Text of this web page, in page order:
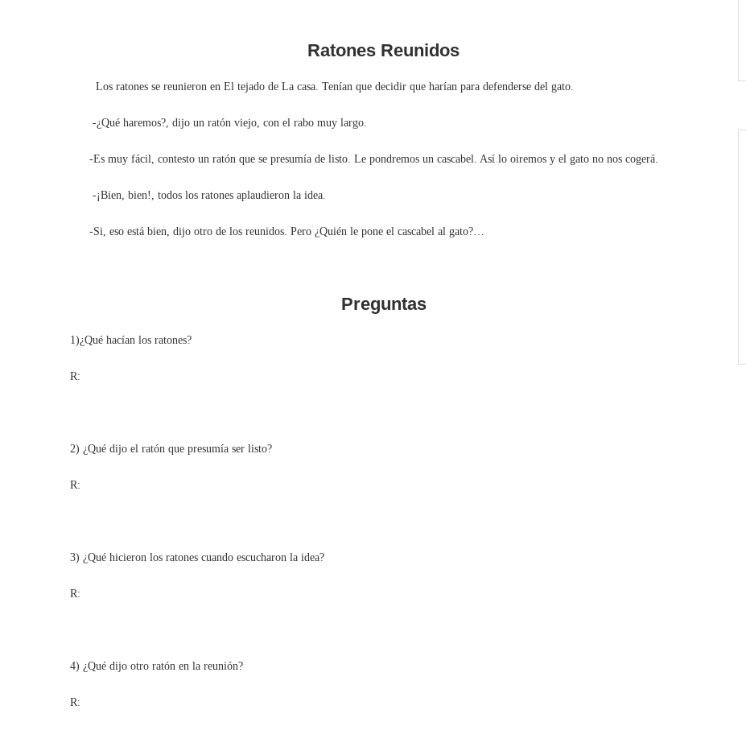
Ratones Reunidos
Los ratones se reunieron en El tejado de La casa. Tenían que decidir que harían para defenderse del gato.
-¿Qué haremos?, dijo un ratón viejo, con el rabo muy largo.
-Es muy fácil, contesto un ratón que se presumía de listo. Le pondremos un cascabel. Así lo oiremos y el gato no nos cogerá.
-¡Bien, bien!, todos los ratones aplaudieron la idea.
-Si, eso está bien, dijo otro de los reunidos. Pero ¿Quién le pone el cascabel al gato?…
Preguntas
1)¿Qué hacían los ratones?
R:
2) ¿Qué dijo el ratón que presumía ser listo?
R:
3) ¿Qué hicieron los ratones cuando escucharon la idea?
R:
4) ¿Qué dijo otro ratón en la reunión?
R: